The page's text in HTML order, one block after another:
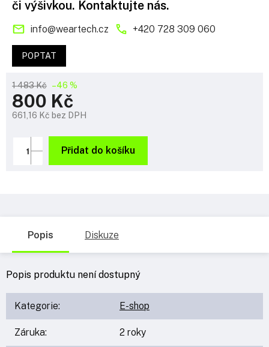
1 483 Kč –46 %
800 Kč
661,16 Kč bez DPH
cena:
Přidat do košíku
či výšivkou. Kontaktujte nás.
info@weartech.cz +420 728 309 060
POPTAT
Popis Diskuze
Popis produktu není dostupný
Kategorie: E-shop
Záruka: 2 roky